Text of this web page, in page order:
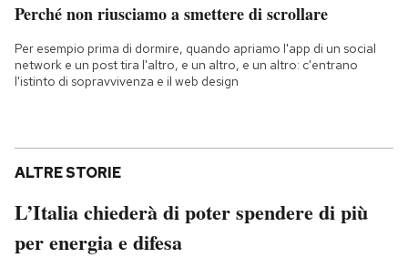
Perché non riusciamo a smettere di scrollare
Per esempio prima di dormire, quando apriamo l'app di un social
network e un post tira l'altro, e un altro, e un altro: c'entrano
l'istinto di sopravvivenza e il web design
ALTRE STORIE
L’Italia chiederà di poter spendere di più
per energia e difesa